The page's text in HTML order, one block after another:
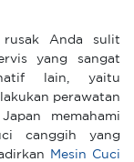
Anda sulit
yang sangat
lain, yaitu
perawatan
memahami
canggih yang
Mesin Cuci